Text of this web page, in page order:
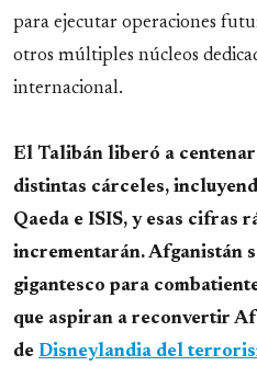
para ejecutar operaciones
otros múltiples núcleos
internacional.
El Talibán liberó a
distintas cárceles,
Qaeda e ISIS, y esas cifras
incrementarán. Afganistán
gigantesco para
que aspiran a reconvertir
de Disneylandia del